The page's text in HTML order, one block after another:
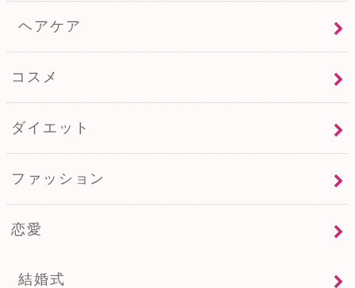
ヘアケア
コスメ
ダイエット
ファッション
恋愛
結婚式